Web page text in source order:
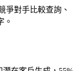
爭對手比較查詢、
。